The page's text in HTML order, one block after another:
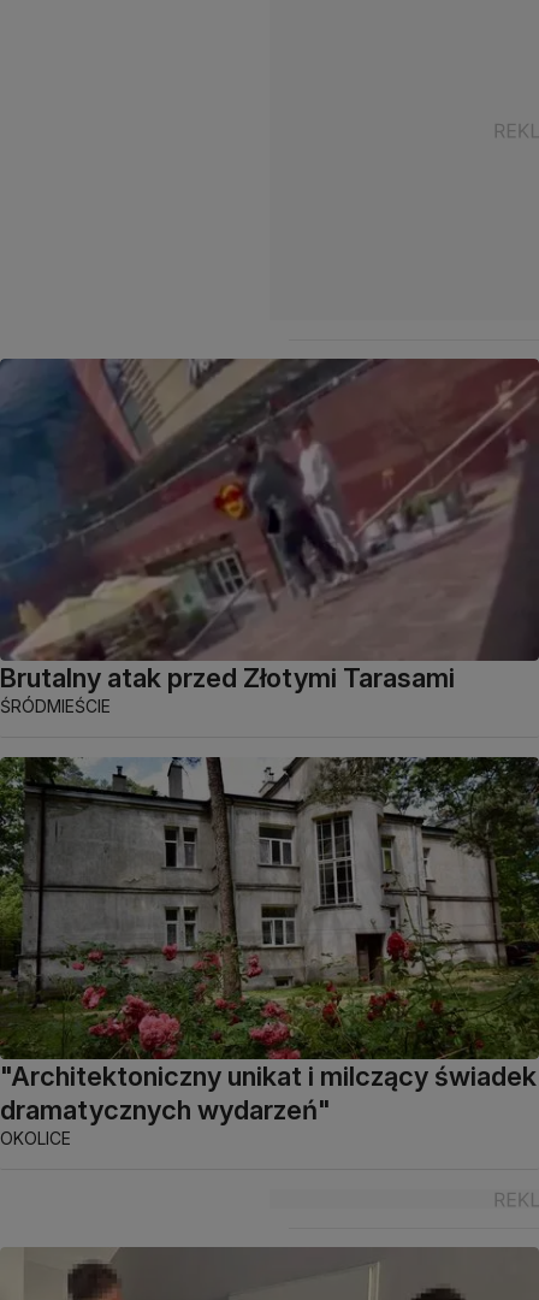
Brutalny atak przed Złotymi Tarasami
ŚRÓDMIEŚCIE
"Architektoniczny unikat i milczący świadek
dramatycznych wydarzeń"
OKOLICE